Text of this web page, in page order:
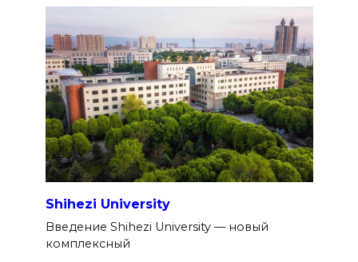
Shihezi University
Введение Shihezi University — новый
комплексный